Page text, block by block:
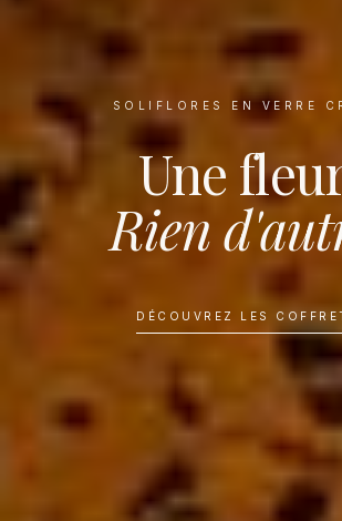
SOLIFLORES EN VERRE
Une
Rien
DÉCOUVREZ LES